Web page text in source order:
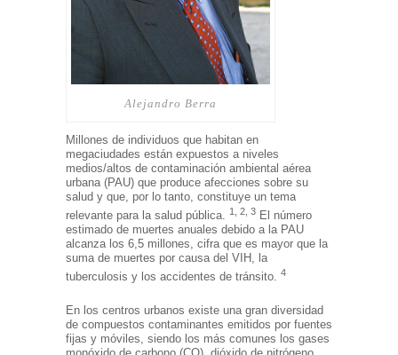
Alejandro Berra
Millones de individuos que habitan en
megaciudades están expuestos a niveles
medios/altos de contaminación ambiental aérea
urbana (PAU) que produce afecciones sobre su
salud y que, por lo tanto, constituye un tema
relevante para la salud pública.
1, 2, 3 El número
estimado de muertes anuales debido a la PAU
alcanza los 6,5 millones, cifra que es mayor que la
suma de muertes por causa del VIH, la
tuberculosis y los accidentes de tránsito. 4
En los centros urbanos existe una gran diversidad
de compuestos contaminantes emitidos por fuentes
fijas y móviles, siendo los más comunes los gases